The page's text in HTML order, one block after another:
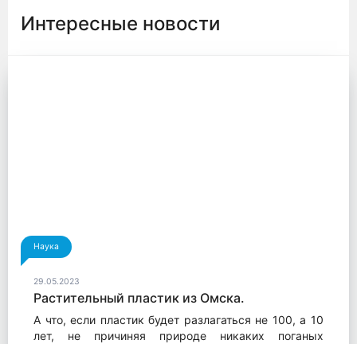
Интересные новости
Наука
29.05.2023
Растительный пластик из Омска.
А что, если пластик будет разлагаться не 100, а 10
лет, не причиняя природе никаких поганых